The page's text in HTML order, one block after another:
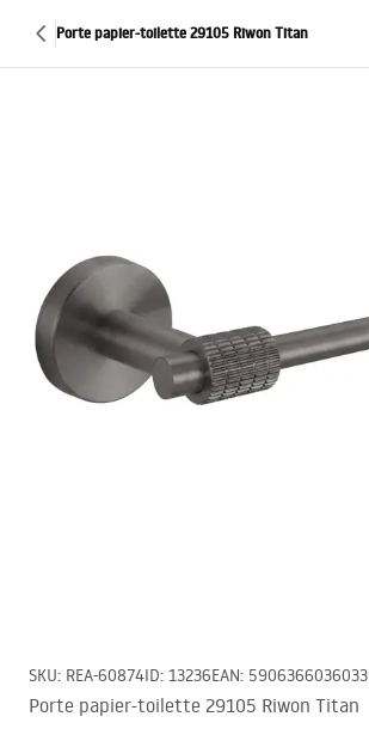
Porte papier-toilette 29105 Riwon Titan
SKU: REA-60874ID: 13236EAN: 5906366036033
Porte papier-toilette 29105 Riwon Titan